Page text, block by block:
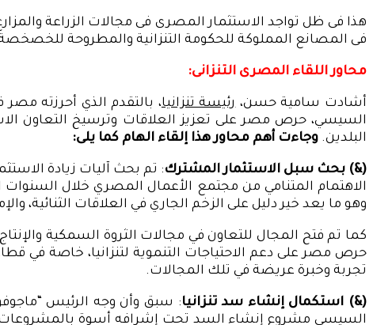
هذا فى ظل تواجد الاستثمار المصرى فى مجالات الزراعة
فى المصانع المملوكة للحكومة التنزانية والمطروحة
محاور اللقاء المصرى التنزانى:
أشادت سامية حسن،رئيسة تنزانيا، بالتقدم الذي أحرزته
السيسي، حرص مصر على تعزيز العلاقات وترسيخ التعاون
البلدين. وجاءت أهم محاور هذا إلقاء الهام كما يلى:
(&) بحث سبل الاستثمار المشترك: تم بحث آليات زيادة
الاهتمام المتنامي من مجتمع الأعمال المصري خلال السنوات
وهو ما يعد خير دليل على الزخم الجاري في العلاقات الثنائية،
كما تم فتح المجال للتعاون في مجالات الثروة السمكية
حرص مصر على دعم الاحتياجات التنموية لتنزانيا، خاصة في
تجربة وخبرة عريضة في تلك المجالات.
(&) استكمال إنشاء سد تنزانيا: سبق وأن وجه الرئيس